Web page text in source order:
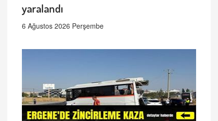
yaralandı
6 Ağustos 2026 Perşembe